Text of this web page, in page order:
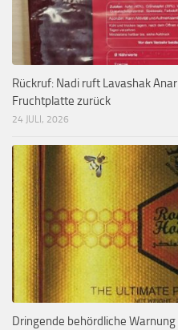
Rückruf: Nadi ruft Lavashak
Fruchtplatte zurück
24 JULI, 2026
Dringende behördliche